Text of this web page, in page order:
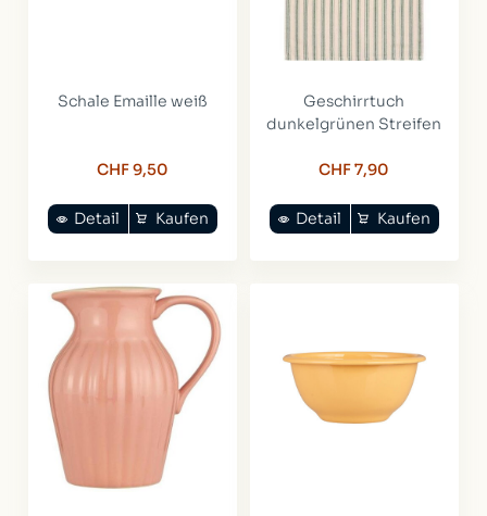
Schale Emaille weiß
CHF 9,50
Kaufen
Detail
Geschirrtuch
dunkelgrünen Streifen
CHF 7,90
Kaufen
Detail